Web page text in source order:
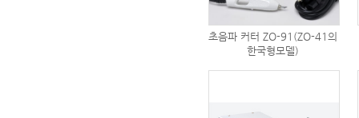
초음파 커터 ZO-91(ZO-41의
한국형모델)